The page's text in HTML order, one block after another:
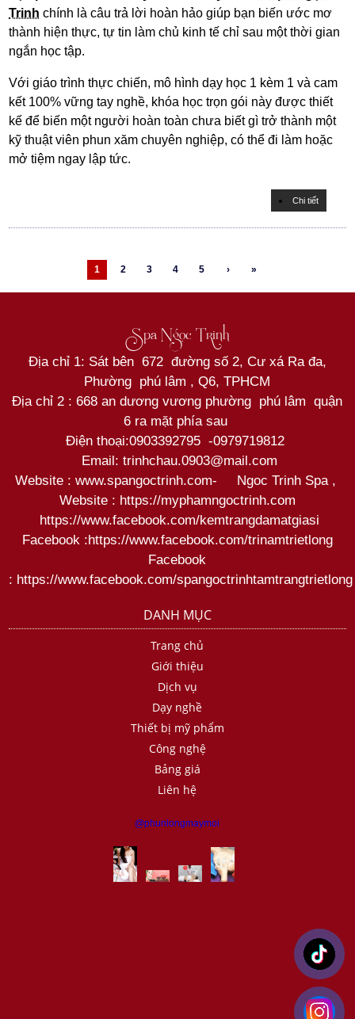
Trinh chính là câu trả lời hoàn hảo giúp bạn biến ước mơ
thành hiện thực, tự tin làm chủ kinh tế chỉ sau một thời gian
ngắn học tập.
Với giáo trình thực chiến, mô hình dạy học 1 kèm 1 và cam
kết 100% vững tay nghề, khóa học trọn gói này được thiết
kế để biến một người hoàn toàn chưa biết gì trở thành một
kỹ thuật viên phun xăm chuyên nghiệp, có thể đi làm hoặc
mở tiệm ngay lập tức.
Chi tiết
1 2 3 4 5 › »
Spa Ngọc Trinh
Địa chỉ 1: Sát bên 672 đường số 2, Cư xá Ra đa,
Phường phú lâm , Q6, TPHCM
Địa chỉ 2 : 668 an dương vương phường phú lâm quận
6 ra mặt phía sau
Điện thoại:0903392795 -0979719812
Email: trinhchau.0903@mail.com
Website : www.spangoctrinh.com- Ngoc Trinh Spa ,
Website : https://myphamngoctrinh.com
https://www.facebook.com/kemtrangdamatgiasi
Facebook :https://www.facebook.com/trinamtrietlong
Facebook
: https://www.facebook.com/spangoctrinhtamtrangtrietlong
DANH MỤC
Trang chủ
Giới thiệu
Dịch vụ
Dạy nghề
Thiết bị mỹ phẩm
Công nghệ
Bảng giá
Liên hệ
@phunlongmaymoi